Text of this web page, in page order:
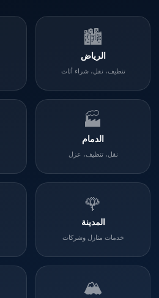
🏙️
الرياض
تنظيف، نقل، شراء أثاث
🏭
الدمام
نقل، تنظيف، عزل
🌹
المدينة
خدمات منازل وشركات
🏔️